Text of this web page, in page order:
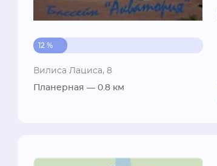
12 %
Вилиса Лациса, 8
Планерная — 0.8 км